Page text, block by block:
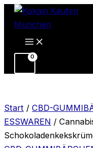
Zum
Inhalt
Start / CBD-
ESSWAREN /
Cannabisförmige
Schokoladenkekskrümel,